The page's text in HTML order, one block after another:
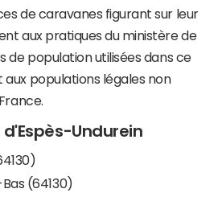
de caravanes figurant sur leur
aux pratiques du ministère de
de population utilisées dans ce
populations légales non
Undurein
(64130)